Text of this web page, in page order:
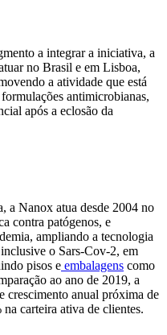
a integrar a iniciativa, a
no Brasil e em Lisboa,
a atividade que está
antimicrobianas,
após a eclosão da
a Nanox atua desde 2004 no
contra patógenos, e
ampliando a tecnologia
o Sars-Cov-2, em
pisos e embalagens como
ao ano de 2019, a
crescimento anual próxima de
carteira ativa de clientes.